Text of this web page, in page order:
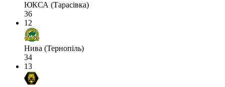
ЮКСА (Тарасівка)
36
12
Нива (Тернопіль)
34
13